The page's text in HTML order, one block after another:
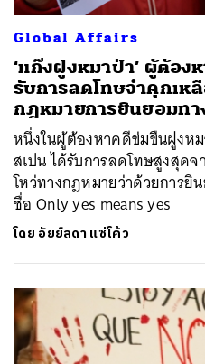
Global Affairs
‘แก๊งฝูงหมาป่า’ ผู้ต้อง
รับการลดโทษจำคุกเห
กฎหมายการยินยอมท
หนึ่งในผู้ต้องหาคดีข่มขืนฝูงหม
สเปน ได้รับการลดโทษสูงสุดจ
โหว่ทางกฎหมายว่าด้วยการยิ
ชื่อ Only yes means yes
โดย อัยย์ลดา แซ่โค้ว
SHARE TWEET